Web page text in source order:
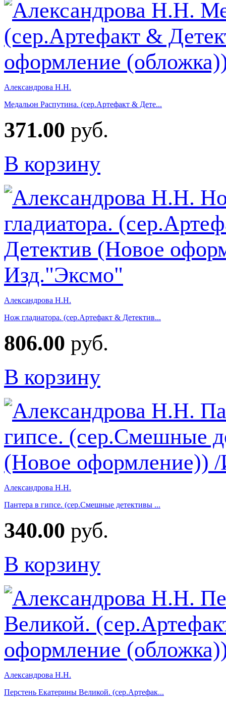
Александрова Н.Н.
Медальон Распутина. (сер.Артефакт & Дете...
371.00 руб.
В корзину
Александрова Н.Н.
Нож гладиатора. (сер.Артефакт & Детектив...
806.00 руб.
В корзину
Александрова Н.Н.
Пантера в гипсе. (сер.Смешные детективы ...
340.00 руб.
В корзину
Александрова Н.Н.
Перстень Екатерины Великой. (сер.Артефак...